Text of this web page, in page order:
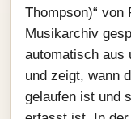
Thompson)“ von
Musikarchiv
automatisch aus
und zeigt, wann
gelaufen ist und